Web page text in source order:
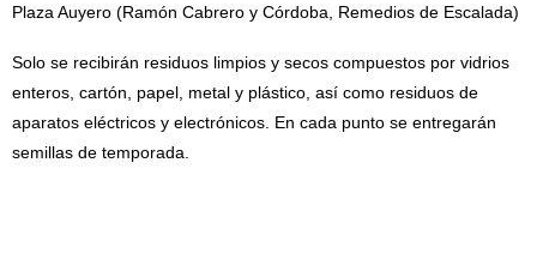
Plaza Auyero (Ramón Cabrero y Córdoba, Remedios de Escalada)
Solo se recibirán residuos limpios y secos compuestos por vidrios
enteros, cartón, papel, metal y plástico, así como residuos de
aparatos eléctricos y electrónicos. En cada punto se entregarán
semillas de temporada.